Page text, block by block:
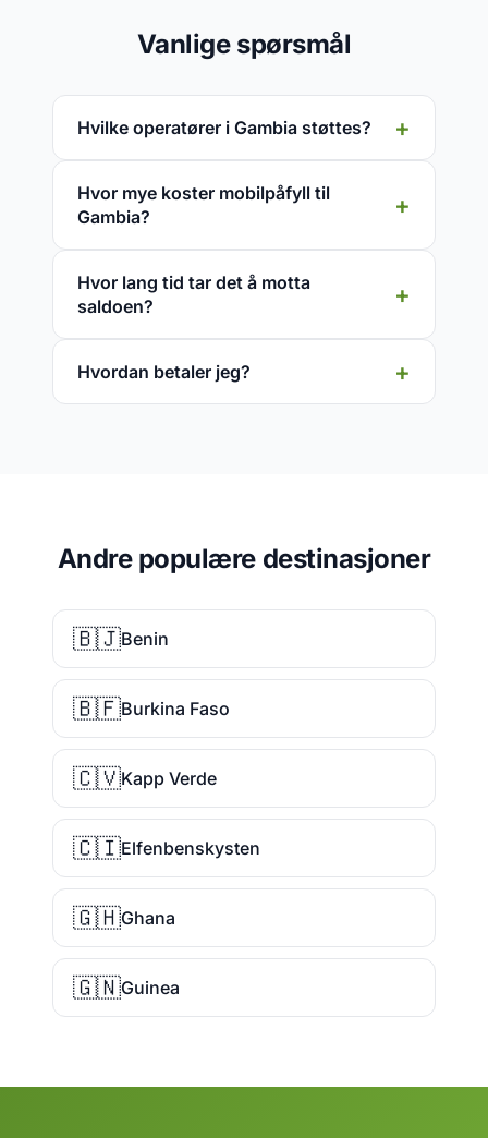
Vanlige spørsmål
Hvilke operatører i Gambia støttes?
Hvor mye koster mobilpåfyll til
Gambia?
Hvor lang tid tar det å motta
saldoen?
Hvordan betaler jeg?
Andre populære destinasjoner
🇧🇯Benin
🇧🇫Burkina Faso
🇨🇻Kapp Verde
🇨🇮Elfenbenskysten
🇬🇭Ghana
🇬🇳Guinea